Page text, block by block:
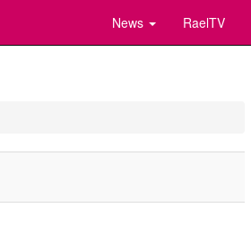
News RaelTV